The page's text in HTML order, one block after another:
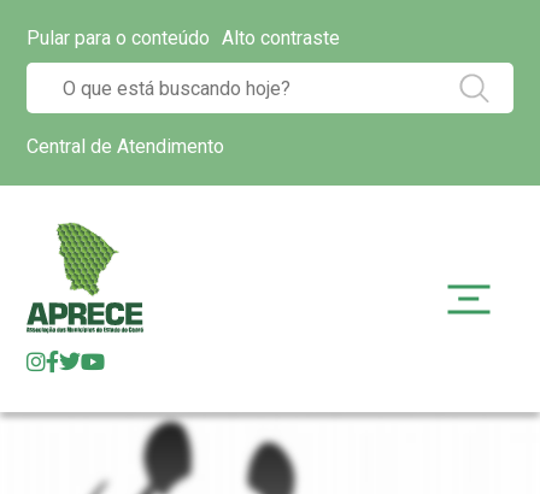
Pular para o conteúdo Alto contraste
Central de Atendimento